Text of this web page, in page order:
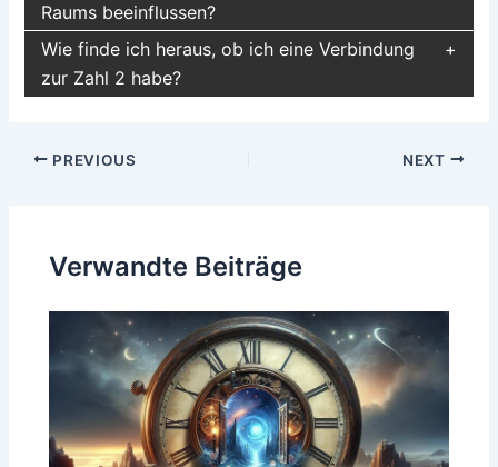
Raums beeinflussen?
Wie finde ich heraus, ob ich eine Verbindung
zur Zahl 2 habe?
Post
PREVIOUS NEXT
Verwandte Beiträge